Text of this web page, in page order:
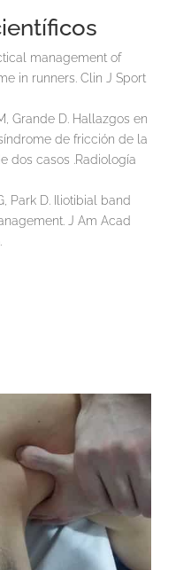
management of
in runners. Clin J Sport
Grande D. Hallazgos en
de fricción de la
dos casos .Radiología
Park D. Iliotibial band
J Am Acad